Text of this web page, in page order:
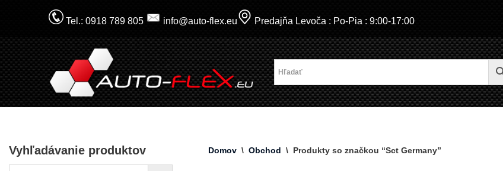
na
obsah
Tel.: 0918 789 805 info@auto-flex.eu Predajňa Levoča : Po-Pia : 9:00-17:00
Vyhľadávanie produktov Domov \ Obchod \ Produkty so značkou “Sct Germany”